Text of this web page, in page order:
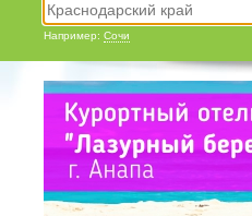
Например: Сочи